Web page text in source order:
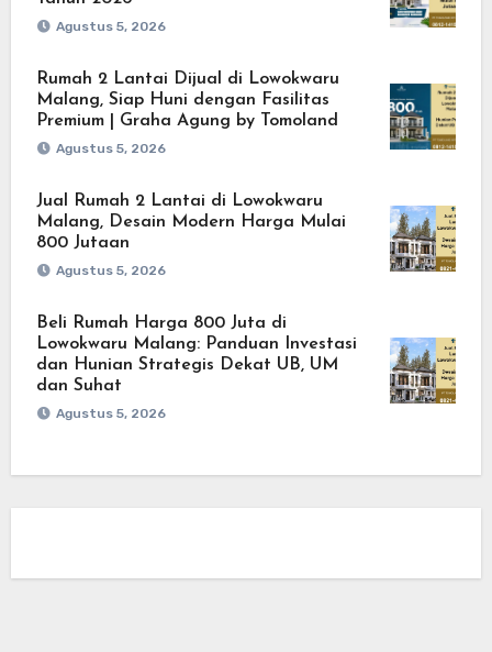
Agustus 5, 2026
Rumah 2 Lantai Dijual di Lowokwaru
Malang, Siap Huni dengan Fasilitas
Premium | Graha Agung by Tomoland
Agustus 5, 2026
Jual Rumah 2 Lantai di Lowokwaru
Malang, Desain Modern Harga Mulai
800 Jutaan
Agustus 5, 2026
Beli Rumah Harga 800 Juta di
Lowokwaru Malang: Panduan Investasi
dan Hunian Strategis Dekat UB, UM
dan Suhat
Agustus 5, 2026